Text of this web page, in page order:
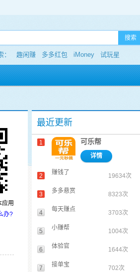
搜索
： 趣闲赚 多多红包 iMoney 试玩星
用
办?
最近更新
1 可乐帮
详情
2 赚钱了 19634次
3 多多悬赏 8323次
4 每天赚点 3703次
5 小赚帮 1004次
6 体验官 1644次
7 接单宝 702次